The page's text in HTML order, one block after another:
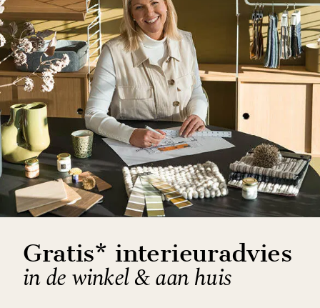
Gratis* interieuradvies
in de winkel & aan huis